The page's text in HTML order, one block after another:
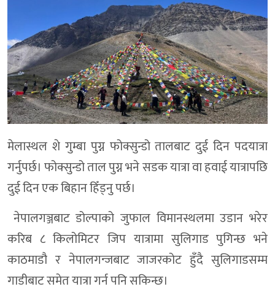
मेलास्थल शे गुम्बा पुग्न फोक्सुन्डो तालबाट दुई दिन पदयात्रा
गर्नुपर्छ। फोक्सुन्डो ताल पुग्न भने सडक यात्रा वा हवाई यात्रापछि
दुई दिन एक बिहान हिँड्नु पर्छ।
नेपालगञ्जबाट डोल्पाको जुफाल विमानस्थलमा उडान भरेर
करिब ८ किलोमिटर जिप यात्रामा सुलिगाड पुगिन्छ भने
काठमाडौ र नेपालगन्जबाट जाजरकोट हुँदै सुलिगाडसम्म
गाडीबाट समेत यात्रा गर्न पनि सकिन्छ।